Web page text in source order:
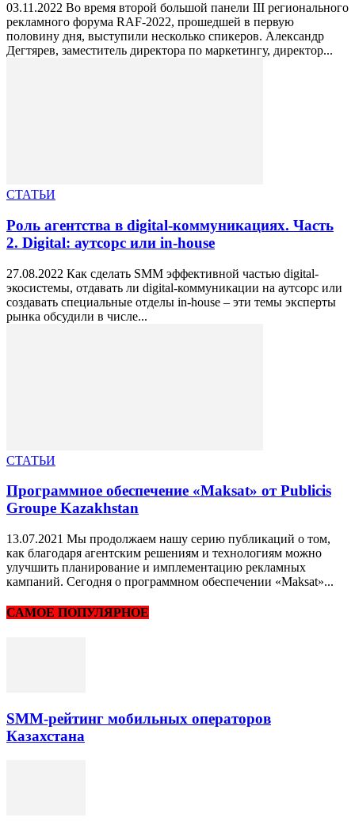
03.11.2022 Во время второй большой панели III регионального
рекламного форума RAF-2022, прошедшей в первую
половину дня, выступили несколько спикеров. Александр
Дегтярев, заместитель директора по маркетингу, директор...
СТАТЬИ
Роль агентства в digital-коммуникациях. Часть
2. Digital: аутсорс или in-house
27.08.2022 Как сделать SMM эффективной частью digital-
экосистемы, отдавать ли digital-коммуникации на аутсорс или
создавать специальные отделы in-house – эти темы эксперты
рынка обсудили в числе...
СТАТЬИ
Программное обеспечение «Maksat» от Publicis
Groupe Kazakhstan
13.07.2021 Мы продолжаем нашу серию публикаций о том,
как благодаря агентским решениям и технологиям можно
улучшить планирование и имплементацию рекламных
кампаний. Сегодня о программном обеспечении «Maksat»...
САМОЕ ПОПУЛЯРНОЕ
SMM-рейтинг мобильных операторов
Казахстана